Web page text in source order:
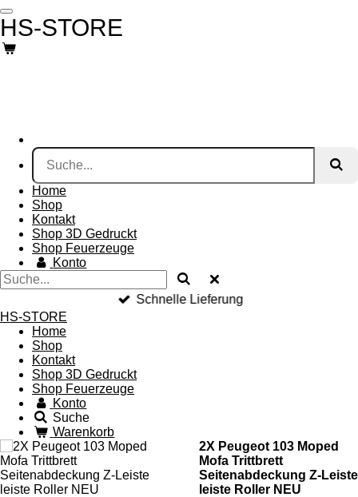
Zum
Hauptinhalt
springen
HS-STORE
Home
Shop
Kontakt
Shop 3D Gedruckt
Shop Feuerzeuge
Konto
Schnelle Lieferung
HS-STORE
Home
Shop
Kontakt
Shop 3D Gedruckt
Shop Feuerzeuge
Konto
Suche
Warenkorb
2X Peugeot 103 Moped
Mofa Trittbrett
Seitenabdeckung Z-Leiste
leiste Roller NEU